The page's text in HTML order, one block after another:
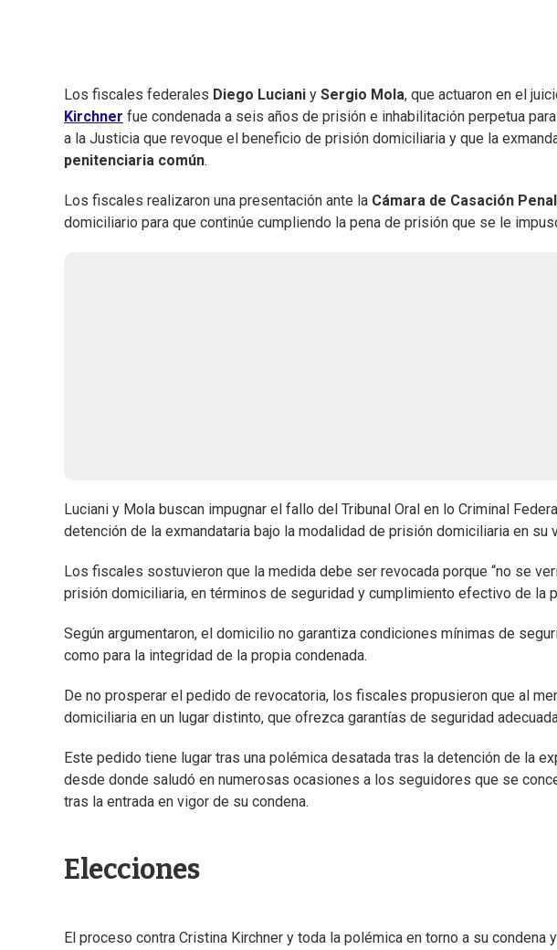
Los fiscales federales Diego Luciani y Sergio Mola, que actuaron en el
Kirchner fue condenada a seis años de prisión e inhabilitación perpetua
a la Justicia que revoque el beneficio de prisión domiciliaria y que la
penitenciaria común.
Los fiscales realizaron una presentación ante la Cámara de Casación Penal
domiciliario para que continúe cumpliendo la pena de prisión que se le
Luciani y Mola buscan impugnar el fallo del Tribunal Oral en lo Criminal
detención de la exmandataria bajo la modalidad de prisión domiciliaria en su
Los fiscales sostuvieron que la medida debe ser revocada porque “no se
prisión domiciliaria, en términos de seguridad y cumplimiento efectivo de la
Según argumentaron, el domicilio no garantiza condiciones mínimas de
como para la integridad de la propia condenada.
De no prosperar el pedido de revocatoria, los fiscales propusieron que al
domiciliaria en un lugar distinto, que ofrezca garantías de seguridad
Este pedido tiene lugar tras una polémica desatada tras la detención de la
desde donde saludó en numerosas ocasiones a los seguidores que se
tras la entrada en vigor de su condena.
Elecciones
El proceso contra Cristina Kirchner y toda la polémica en torno a su condena